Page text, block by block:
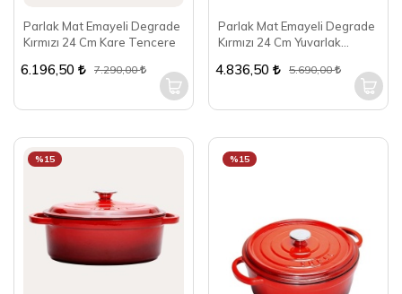
Parlak Mat Emayeli Degrade
Kırmızı 24 Cm Kare Tencere
6.196,50 7.290,00
Parlak Mat Emayeli Degrade
Kırmızı 24 Cm Yuvarlak
4.836,50 5.690,00
%15 %15